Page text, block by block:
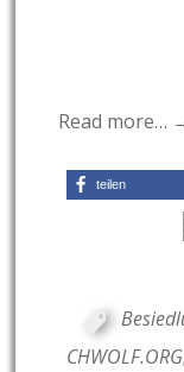
Read more…
teilen
CHWOLF.ORG,